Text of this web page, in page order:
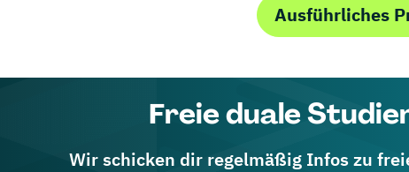
Ausführliches
Freie duale
Wir schicken dir regelmäßig Infos zu